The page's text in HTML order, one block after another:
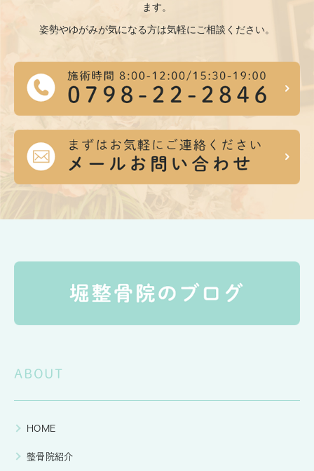
ます。
姿勢やゆがみが気になる方は気軽にご相談ください。
ABOUT
HOME
整骨院紹介